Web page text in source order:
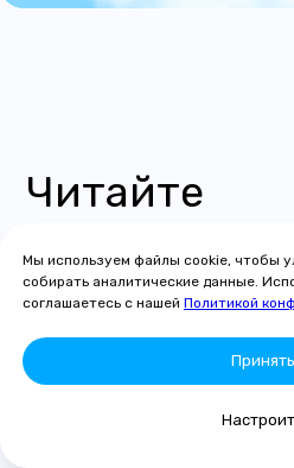
Читайте
Мы используем файлы cookie, чтобы
собирать аналитические данные.
соглашаетесь с нашей Политикой
Принять